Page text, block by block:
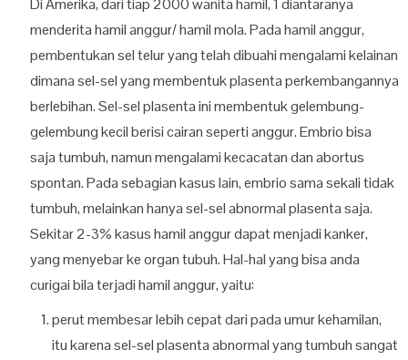
Di Amerika, dari tiap 2000 wanita hamil, 1 diantaranya
menderita hamil anggur/ hamil mola. Pada hamil anggur,
pembentukan sel telur yang telah dibuahi mengalami kelainan
dimana sel-sel yang membentuk plasenta perkembangannya
berlebihan. Sel-sel plasenta ini membentuk gelembung-
gelembung kecil berisi cairan seperti anggur. Embrio bisa
saja tumbuh, namun mengalami kecacatan dan abortus
spontan. Pada sebagian kasus lain, embrio sama sekali tidak
tumbuh, melainkan hanya sel-sel abnormal plasenta saja.
Sekitar 2-3% kasus hamil anggur dapat menjadi kanker,
yang menyebar ke organ tubuh. Hal-hal yang bisa anda
curigai bila terjadi hamil anggur, yaitu:
perut membesar lebih cepat dari pada umur kehamilan,
itu karena sel-sel plasenta abnormal yang tumbuh sangat